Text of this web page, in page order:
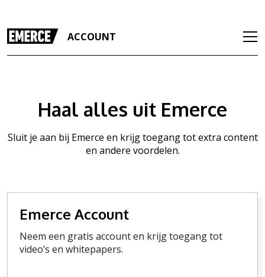
ACCOUNT
Haal alles uit Emerce
Sluit je aan bij Emerce en krijg toegang tot extra content
en andere voordelen.
Emerce Account
Neem een gratis account en krijg toegang tot
video’s en whitepapers.